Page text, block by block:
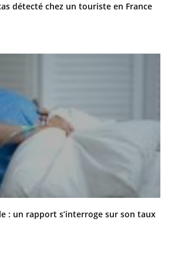
détecté chez un touriste en France
: un rapport s’interroge sur son taux